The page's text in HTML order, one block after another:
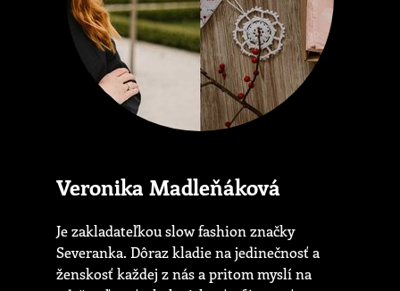
Veronika Madleňáková
Je zakladateľkou slow fashion značky
Severanka. Dôraz kladie na jedinečnosť a
ženskosť každej z nás a pritom myslí na